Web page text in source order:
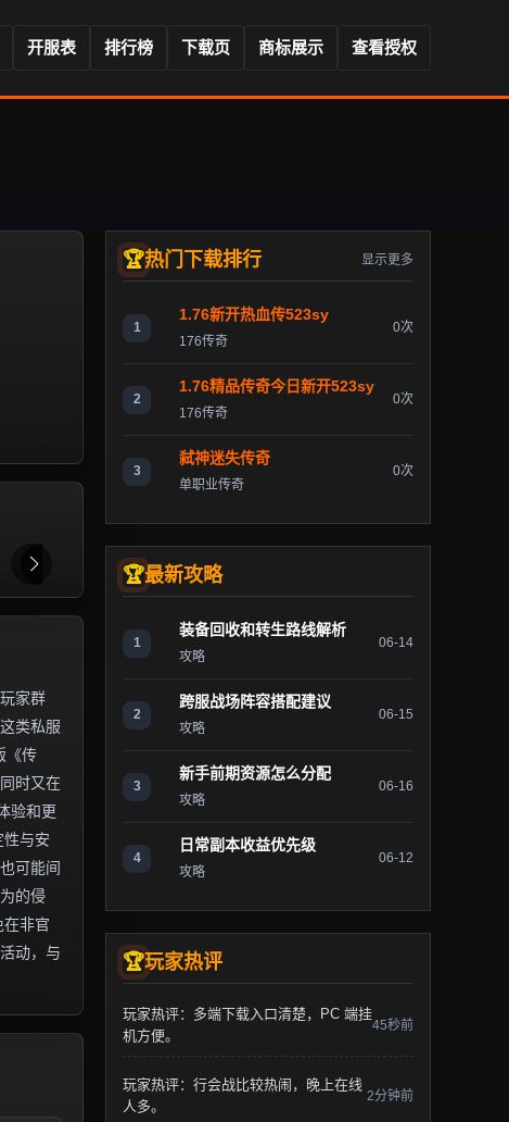
开服表 排行榜 下载页 商标展示 查看授权
家群
类私服
《传
时又在
验和更
与安
可能间
的侵
非官
动，与
热门下载排行 显示更多
1
1.76新开热血传523sy
176传奇
0次
2
1.76精品传奇今日新开523sy
176传奇
0次
3
弑神迷失传奇
单职业传奇
0次
最新攻略
1
装备回收和转生路线解析
攻略
06-14
2
跨服战场阵容搭配建议
攻略
06-15
3
新手前期资源怎么分配
攻略
06-16
4
日常副本收益优先级
攻略
06-12
玩家热评
玩家热评：多端下载入口清楚，PC 端挂
机方便。
45秒前
玩家热评：行会战比较热闹，晚上在线
人多。
2分钟前